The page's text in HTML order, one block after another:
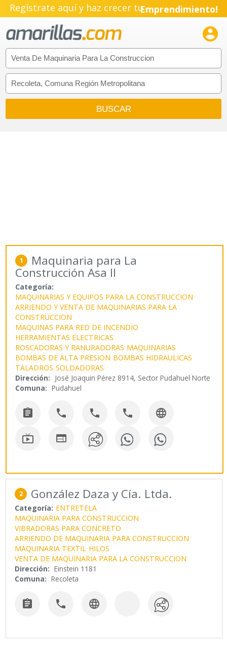
Regístrate aquí y haz crecer tuEmprendimiento!

1 Maquinaria para La
Construcción Asa II
Categoría:
MAQUINARIAS Y EQUIPOS PARA LA CONSTRUCCION
ARRIENDO Y VENTA DE MAQUINARIAS PARA LA
CONSTRUCCION
MAQUINAS PARA RED DE INCENDIO
HERRAMIENTAS ELECTRICAS
ROSCADORAS Y RANURADORAS MAQUINARIAS
BOMBAS DE ALTA PRESION BOMBAS HIDRAULICAS
TALADROS SOLDADORAS
Dirección: José Joaquin Pérez 8914, Sector Pudahuel Norte
Comuna: Pudahuel
    
 
2 González Daza y Cía. Ltda.
Categoría: ENTRETELA
MAQUINARIA PARA CONSTRUCCION
VIBRADORAS PARA CONCRETO
ARRIENDO DE MAQUINARIA PARA CONSTRUCCION
MAQUINARIA TEXTIL HILOS
VENTA DE MAQUINARIA PARA LA CONSTRUCCION
Dirección: Einstein 1181
Comuna: Recoleta
  